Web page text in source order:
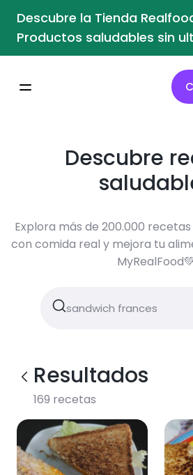
Descubre la Tienda
Productos saludables sin
Descubre
Explora más de 200.000
con comida real y mejora tu
MyRealFood💚
Resultados
169 recetas